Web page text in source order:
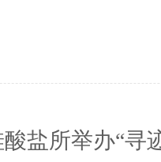
盐所举办“寻